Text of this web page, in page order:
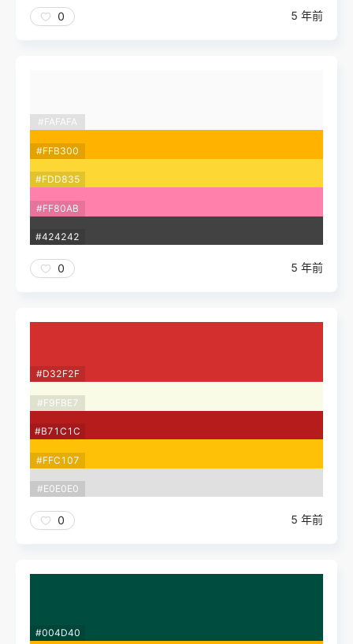
0 5 年前
#FAFAFA
#FFB300
#FDD835
#FF80AB
#424242
0 5 年前
#D32F2F
#F9FBE7
#B71C1C
#FFC107
#E0E0E0
0 5 年前
#004D40